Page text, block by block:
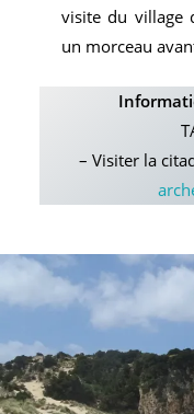
visite du village
un morceau
– Visiter la